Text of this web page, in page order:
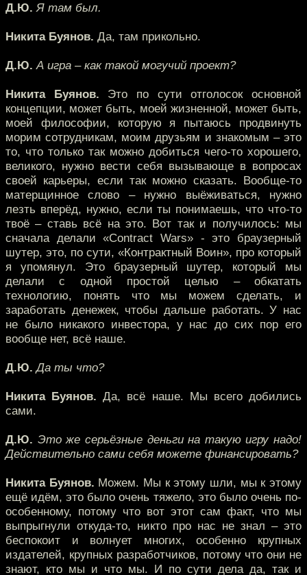
Д.Ю. Я там был.
Никита Буянов. Да, там прикольно.
Д.Ю. А игра – как такой могучий проект?
Никита Буянов. Это по сути отголосок основной
концепции, может быть, моей жизненной, может быть,
моей философии, которую я пытаюсь продвинуть
морим сотрудникам, моим друзьям и знакомым – это
то, что только так можно добиться чего-то хорошего,
великого, нужно вести себя вызывающе в вопросах
своей карьеры, если так можно сказать. Вообще-то
матерщинное слово – нужно выёживаться, нужно
лезть вперёд, нужно, если ты понимаешь, что что-то
твоё – ставь всё на это. Вот так и получилось: мы
сначала делали «Contract Wars» - это браузерный
шутер, это, по сути, «Контрактный Воин», про который
я упомянул. Это браузерный шутер, который мы
делали с одной простой целью – обкатать
технологию, понять что мы можем сделать, и
заработать денежек, чтобы дальше работать. У нас
не было никакого инвестора, у нас до сих пор его
вообще нет, всё наше.
Д.Ю. Да ты что?
Никита Буянов. Да, всё наше. Мы всего добились
сами.
Д.Ю. Это же серьёзные деньги на такую игру надо!
Действительно сами себя можете финансировать?
Никита Буянов. Можем. Мы к этому шли, мы к этому
ещё идём, это было очень тяжело, это было очень по-
особенному, потому что вот этот сам факт, что мы
выпрыгнули откуда-то, никто про нас не знал – это
беспокоит и волнует многих, особенно крупных
издателей, крупных разработчиков, потому что они не
знают, кто мы и что мы. И по сути дела да, так и